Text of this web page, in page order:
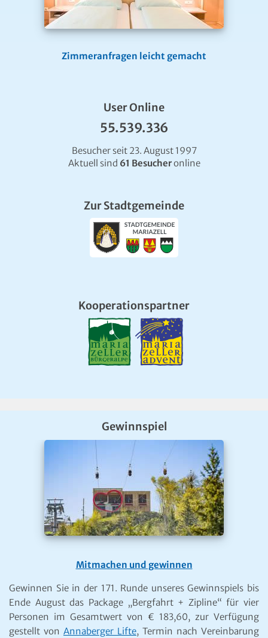
Zimmeranfragen leicht gemacht
User Online
55.539.336
Besucher seit 23. August 1997
Aktuell sind 61 Besucheronline
Zur Stadtgemeinde
Kooperationspartner
Gewinnspiel
Mitmachen und gewinnen
Gewinnen Sie in der 171. Runde unseres Gewinnspiels bis
Ende August das Package „Bergfahrt + Zipline“ für vier
Personen im Gesamtwert von € 183,60, zur Verfügung
gestellt von Annaberger Lifte, Termin nach Vereinbarung